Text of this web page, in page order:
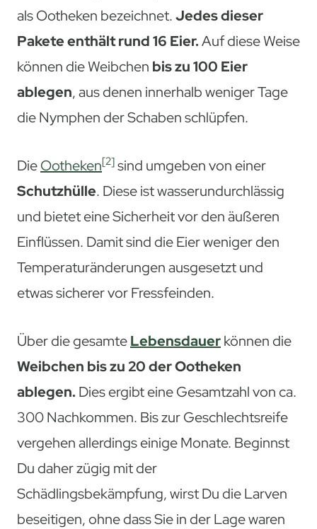
als Ootheken bezeichnet.Jedes dieser
Pakete enthält rund 16 Eier.Auf diese Weise
können die Weibchen bis zu 100 Eier
ablegen, aus denen innerhalb weniger Tage
die Nymphen der Schaben schlüpfen.
DieOotheken[2] sind umgeben von einer
Schutzhülle. Diese ist wasserundurchlässig
und bietet eine Sicherheit vor den äußeren
Einflüssen. Damit sind die Eier weniger den
Temperaturänderungen ausgesetzt und
etwas sicherer vor Fressfeinden.
Über die gesamteLebensdauerkönnen die
Weibchen bis zu 20 der Ootheken
ablegen. Dies ergibt eine Gesamtzahl von ca.
300 Nachkommen. Bis zur Geschlechtsreife
vergehen allerdings einige Monate. Beginnst
Du daher zügig mit der
Schädlingsbekämpfung, wirst Du die Larven
beseitigen, ohne dass Sie in der Lage waren